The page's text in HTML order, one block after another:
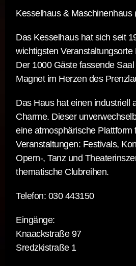
Kesselhaus & Maschinenhaus
Das Kesselhaus hat sich seit
wichtigsten Veranstaltungsorte
Der 1000 Gäste fassende
Magnet im Herzen des
Das Haus hat einen industriell
Charme. Dieser
eine atmosphärische Plattform
Veranstaltungen: Festivals,
Opern-, Tanz und
thematische Clubreihen.
Telefon: 030 443150
Eingänge:
Knaackstraße 97
Sredzkistraße 1